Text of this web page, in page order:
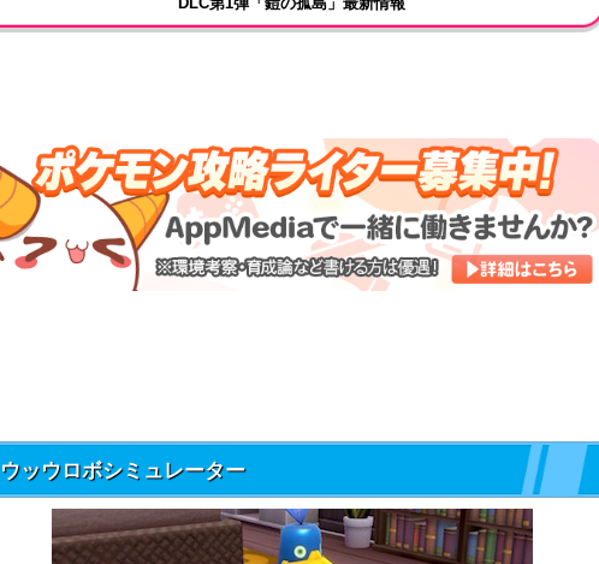
ウッウロボシミュレーター